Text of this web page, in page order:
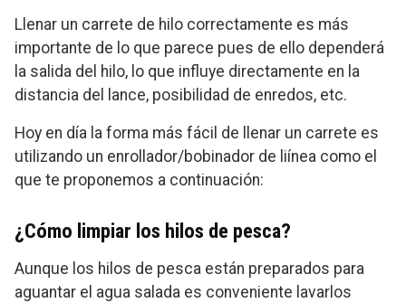
Llenar un carrete de hilo correctamente es más
importante de lo que parece pues de ello dependerá
la salida del hilo, lo que influye directamente en la
distancia del lance, posibilidad de enredos, etc.
Hoy en día la forma más fácil de llenar un carrete es
utilizando un enrollador/bobinador de liínea como el
que te proponemos a continuación:
¿Cómo limpiar los hilos de pesca?
Aunque los hilos de pesca están preparados para
aguantar el agua salada es conveniente lavarlos